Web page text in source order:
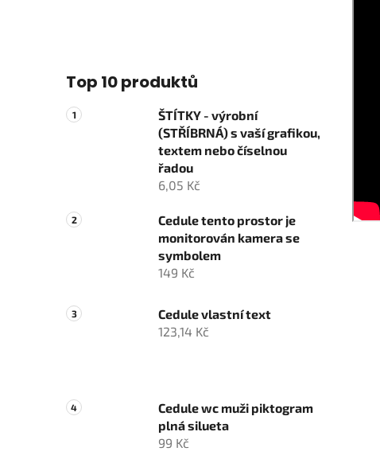
Top 10 produktů
ŠTÍTKY - výrobní
(STŘÍBRNÁ) s vaší grafikou,
textem nebo číselnou
řadou
6,05 Kč
Cedule tento prostor je
monitorován kamera se
symbolem
149 Kč
Cedule vlastní text
123,14 Kč
Cedule wc muži piktogram
plná silueta
99 Kč